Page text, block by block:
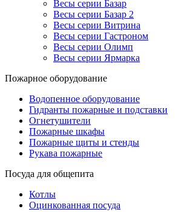
Весы серии Базар
Весы серии Базар 2
Весы серии Витрина
Весы серии Гастроном
Весы серии Олимп
Весы серии Ярмарка
Пожарное оборудование
Водопенное оборудование
Гидранты пожарные и подставки
Огнетушители
Пожарные шкафы
Пожарные щиты и стенды
Рукава пожарные
Посуда для общепита
Котлы
Оцинкованная посуда